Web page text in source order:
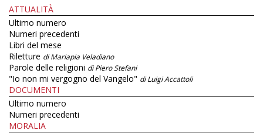
ATTUALITÀ
Ultimo numero
Numeri precedenti
Libri del mese
Riletture di Mariapia Veladiano
Parole delle religioni di Piero Stefani
"Io non mi vergogno del Vangelo" di Luigi Accattoli
DOCUMENTI
Ultimo numero
Numeri precedenti
MORALIA